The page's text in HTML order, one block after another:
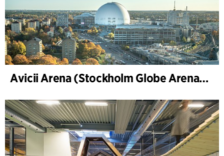
Avicii Arena (Stockholm Globe Arena), renovering og modernisering